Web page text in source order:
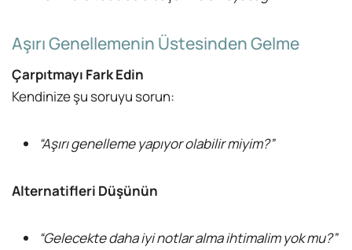
Aşırı Genellemenin Üstesinden Gelme
Çarpıtmayı Fark Edin
Kendinize şu soruyu sorun:
“Aşırı genelleme yapıyor olabilir miyim?”
Alternatifleri Düşünün
“Gelecekte daha iyi notlar alma ihtimalim yok mu?”